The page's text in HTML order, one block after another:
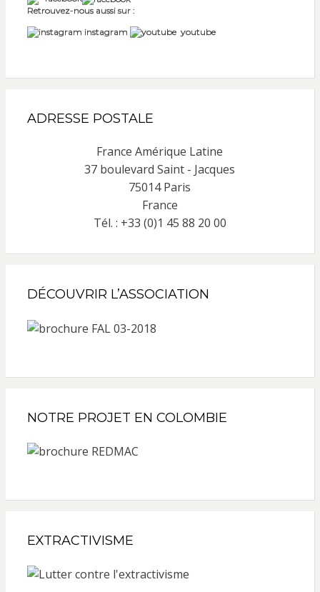
Retrouvez-nous aussi sur :
instagram
youtube
ADRESSE POSTALE
France Amérique Latine
37 boulevard Saint - Jacques
75014 Paris
France
Tél. : +33 (0)1 45 88 20 00
DÉCOUVRIR L’ASSOCIATION
NOTRE PROJET EN COLOMBIE
EXTRACTIVISME